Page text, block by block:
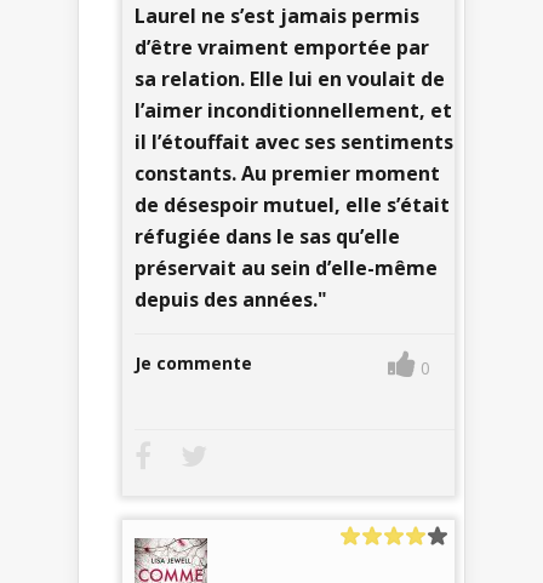
Laurel ne s’est jamais permis
d’être vraiment emportée par
sa relation. Elle lui en voulait de
l’aimer inconditionnellement, et
il l’étouffait avec ses sentiments
constants. Au premier moment
de désespoir mutuel, elle s’était
réfugiée dans le sas qu’elle
préservait au sein d’elle-même
depuis des années."
Je commente 0